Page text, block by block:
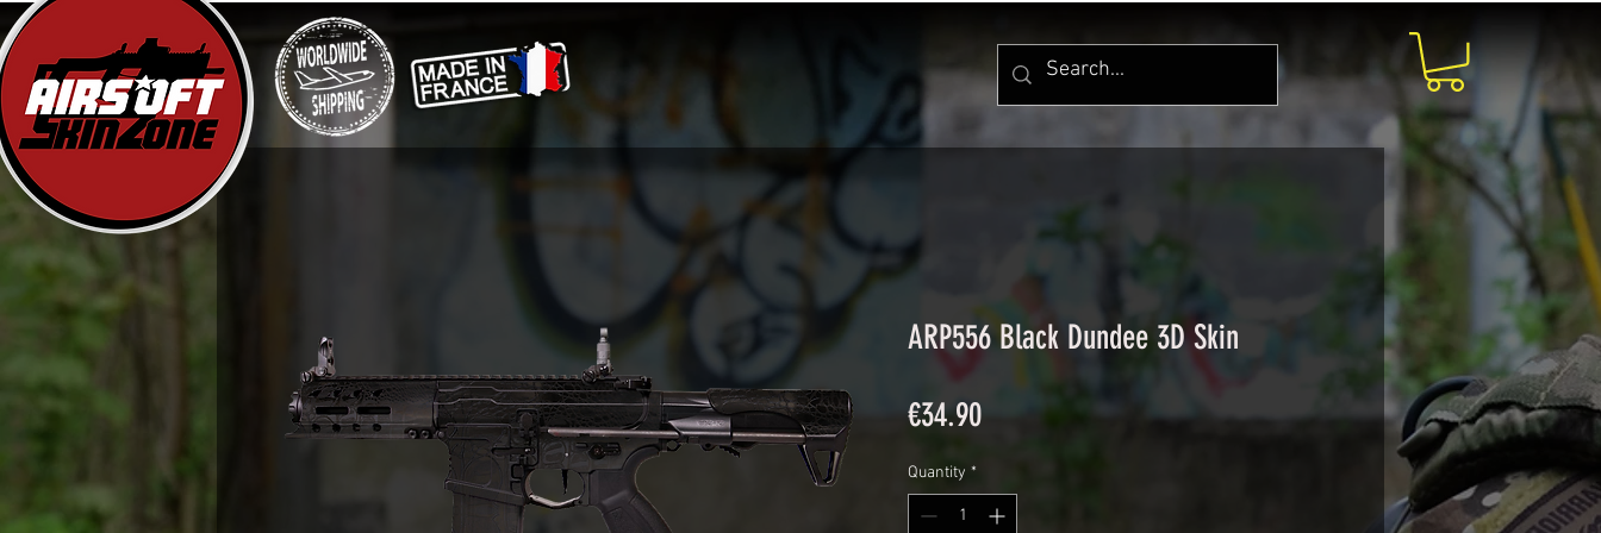
ARP556 Black Dundee 3D Skin
€34.90Price
Quantity *